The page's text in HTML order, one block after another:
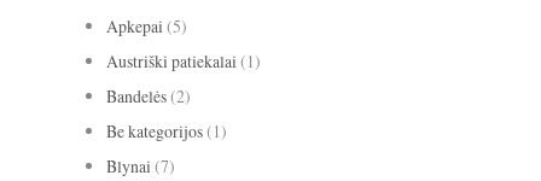
Apkepai (5)
Austriški patiekalai (1)
Bandelės(2)
Be kategorijos(1)
Blynai (7)